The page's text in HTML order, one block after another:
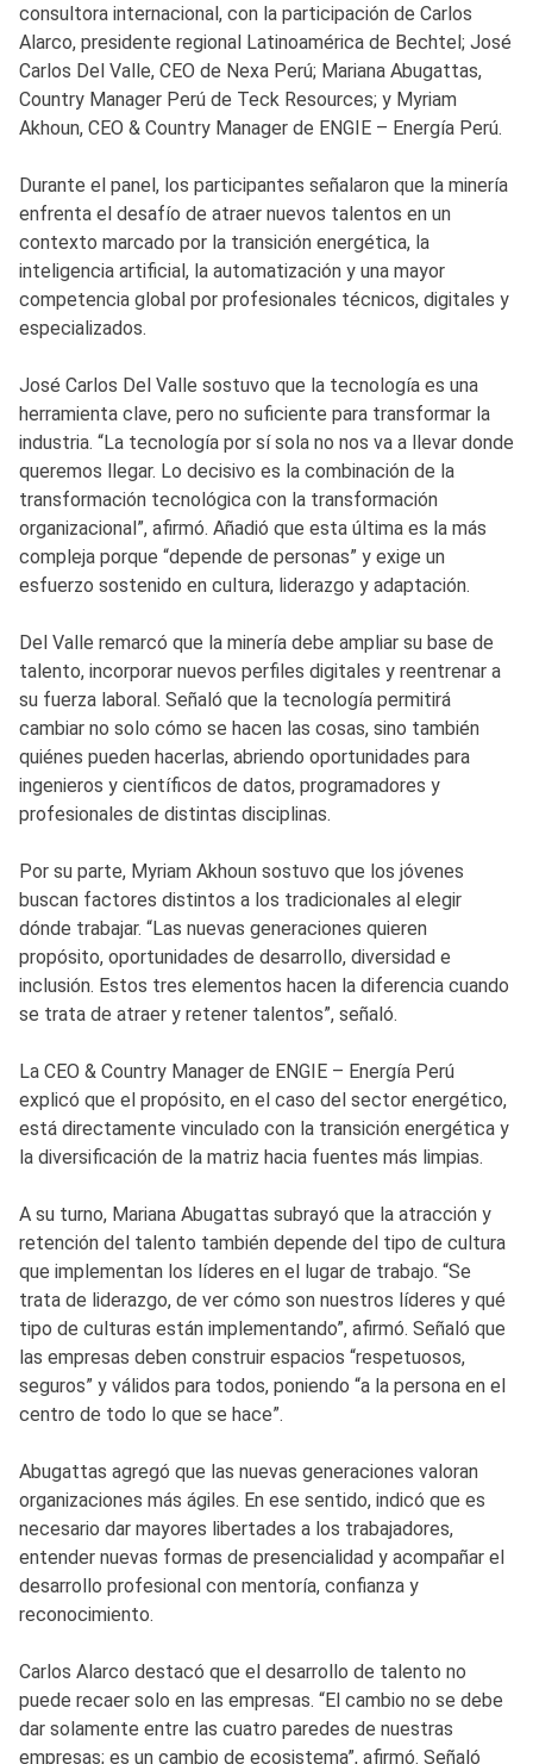
consultora internacional, con la participación de Carlos
Alarco, presidente regional Latinoamérica de Bechtel; José
Carlos Del Valle, CEO de Nexa Perú; Mariana Abugattas,
Country Manager Perú de Teck Resources; y Myriam
Akhoun, CEO & Country Manager de ENGIE – Energía Perú.
Durante el panel, los participantes señalaron que la minería
enfrenta el desafío de atraer nuevos talentos en un
contexto marcado por la transición energética, la
inteligencia artificial, la automatización y una mayor
competencia global por profesionales técnicos, digitales y
especializados.
José Carlos Del Valle sostuvo que la tecnología es una
herramienta clave, pero no suficiente para transformar la
industria. “La tecnología por sí sola no nos va a llevar donde
queremos llegar. Lo decisivo es la combinación de la
transformación tecnológica con la transformación
organizacional”, afirmó. Añadió que esta última es la más
compleja porque “depende de personas” y exige un
esfuerzo sostenido en cultura, liderazgo y adaptación.
Del Valle remarcó que la minería debe ampliar su base de
talento, incorporar nuevos perfiles digitales y reentrenar a
su fuerza laboral. Señaló que la tecnología permitirá
cambiar no solo cómo se hacen las cosas, sino también
quiénes pueden hacerlas, abriendo oportunidades para
ingenieros y científicos de datos, programadores y
profesionales de distintas disciplinas.
Por su parte, Myriam Akhoun sostuvo que los jóvenes
buscan factores distintos a los tradicionales al elegir
dónde trabajar. “Las nuevas generaciones quieren
propósito, oportunidades de desarrollo, diversidad e
inclusión. Estos tres elementos hacen la diferencia cuando
se trata de atraer y retener talentos”, señaló.
La CEO & Country Manager de ENGIE – Energía Perú
explicó que el propósito, en el caso del sector energético,
está directamente vinculado con la transición energética y
la diversificación de la matriz hacia fuentes más limpias.
A su turno, Mariana Abugattas subrayó que la atracción y
retención del talento también depende del tipo de cultura
que implementan los líderes en el lugar de trabajo. “Se
trata de liderazgo, de ver cómo son nuestros líderes y qué
tipo de culturas están implementando”, afirmó. Señaló que
las empresas deben construir espacios “respetuosos,
seguros” y válidos para todos, poniendo “a la persona en el
centro de todo lo que se hace”.
Abugattas agregó que las nuevas generaciones valoran
organizaciones más ágiles. En ese sentido, indicó que es
necesario dar mayores libertades a los trabajadores,
entender nuevas formas de presencialidad y acompañar el
desarrollo profesional con mentoría, confianza y
reconocimiento.
Carlos Alarco destacó que el desarrollo de talento no
puede recaer solo en las empresas. “El cambio no se debe
dar solamente entre las cuatro paredes de nuestras
empresas; es un cambio de ecosistema”, afirmó. Señaló